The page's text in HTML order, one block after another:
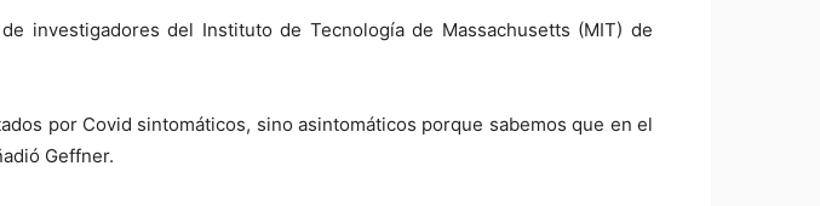
investigadores del Instituto de Tecnología de Massachusetts (MIT) de
por Covid sintomáticos, sino asintomáticos porque sabemos que en el
Geffner.